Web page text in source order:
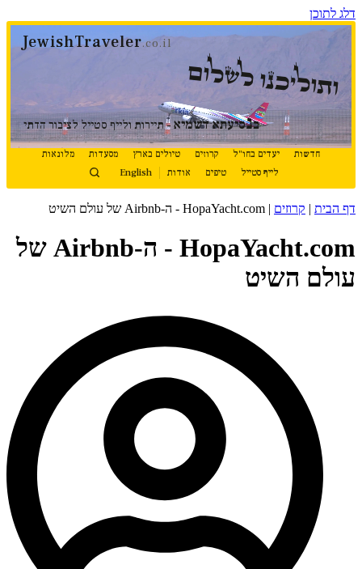
דלג לתוכן
JewishTraveler.co.il
ותוליכנו לשלום
בנסיעתא דשמיא - תיירות ולייף סטייל לציבור הדתי
חדשות יעדים בחו"ל קרוזים טיולים בארץ מסעדות
מלונאות
לייף סטייל
טיפים אודות English
דף הבית | קרוזים | HopaYacht.com - ה-Airbnb של עולם השיט
HopaYacht.com - ה-Airbnb של
עולם השיט